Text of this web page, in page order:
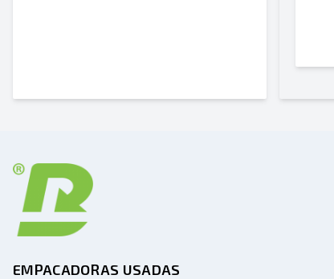
EMPACADORAS USADAS